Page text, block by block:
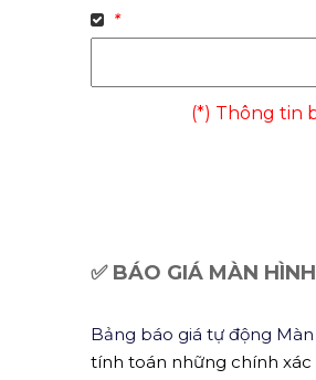
*
(*) Thông tin
✅ BÁO GIÁ MÀN
Bảng báo giá tự động
tính toán những chính xác